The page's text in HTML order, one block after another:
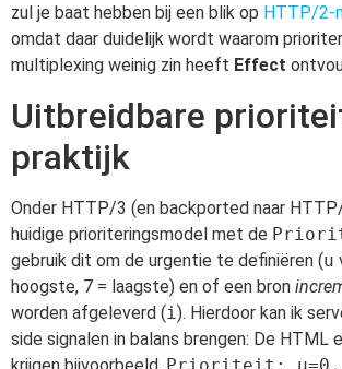
zul je baat hebben bij een blik op HTTP/2-
omdat daar duidelijk wordt waarom
multiplexing weinig zin heeft Effect
Uitbreidbare
praktijk
Onder HTTP/3 (en backported naar
huidige prioriteringsmodel met de
gebruik dit om de urgentie te definiëren (u
hoogste, 7 = laagste) en of een bron
worden afgeleverd (i ). Hierdoor kan ik
side signalen in balans brengen: De HTML
krijgen bijvoorbeeld. Prioriteit: u=0,